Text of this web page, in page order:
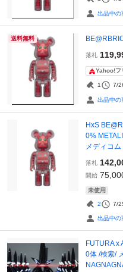
出品中の
送料無料
落札
Yahoo!フ
1 7/
出品中の
HxS
0%
メディコム
落札
開始
未使用
2 7/
出品中の
FUTURA x
0体 /検索/